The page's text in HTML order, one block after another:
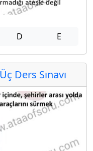
D E
Ders Sınavı